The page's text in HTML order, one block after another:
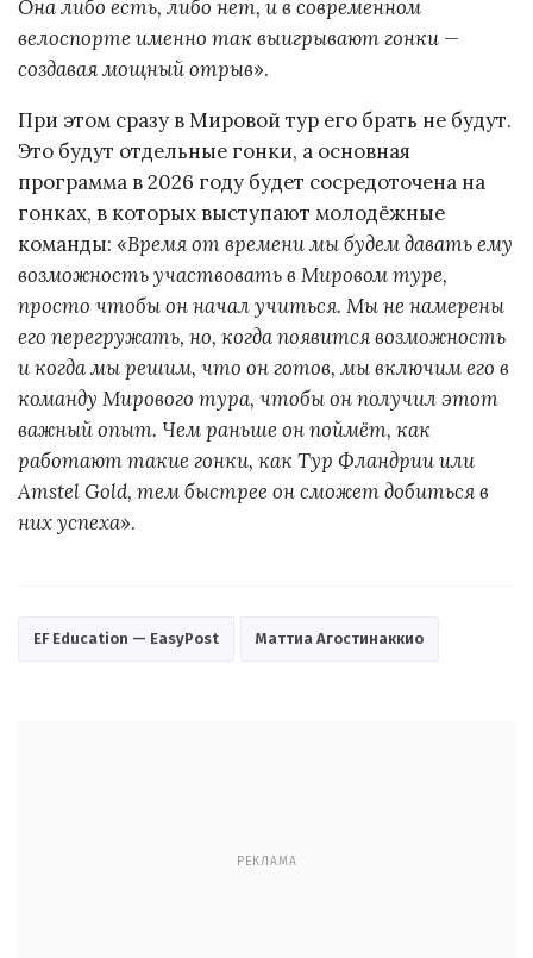
Она либо есть, либо нет, и в современном
велоспорте именно так выигрывают гонки —
создавая мощный отрыв».
При этом сразу в Мировой тур его брать не будут.
Это будут отдельные гонки, а основная
программа в 2026 году будет сосредоточена на
гонках, в которых выступают молодёжные
команды: «Время от времени мы будем давать ему
возможность участвовать в Мировом туре,
просто чтобы он начал учиться. Мы не намерены
его перегружать, но, когда появится возможность
и когда мы решим, что он готов, мы включим его в
команду Мирового тура, чтобы он получил этот
важный опыт. Чем раньше он поймёт, как
работают такие гонки, как Тур Фландрии или
Amstel Gold, тем быстрее он сможет добиться в
них успеха».
EF Education — EasyPost Маттиа Агостинаккио
РЕКЛАМА